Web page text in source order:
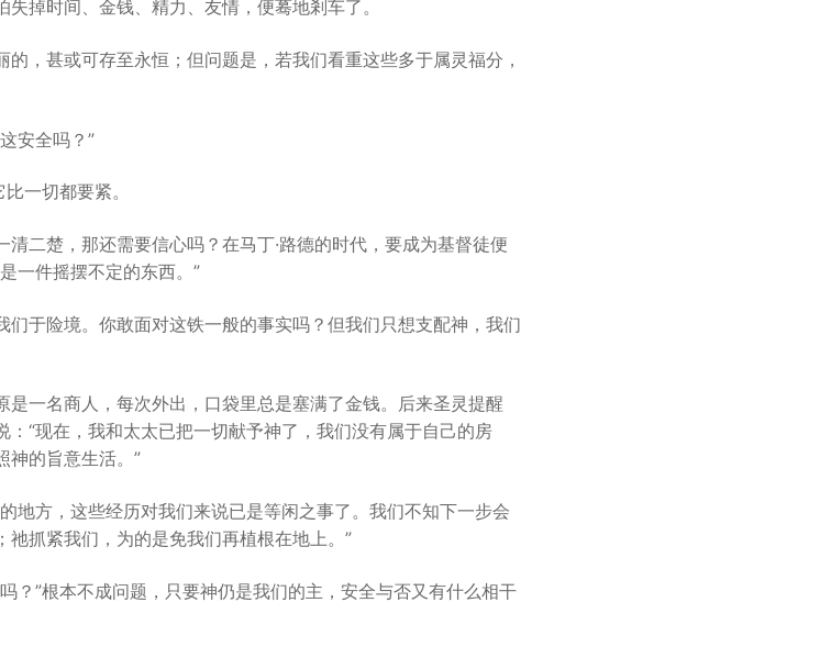
掉时间、金钱、精力、友情，便蓦地剎车了。
，甚或可存至永恒；但问题是，若我们看重这些多于属灵福分，
安全吗？”
一切都要紧。
二楚，那还需要信心吗？在马丁·路德的时代，要成为基督徒便
一件摇摆不定的东西。”
于险境。你敢面对这铁一般的事实吗？但我们只想支配神，我们
一名商人，每次外出，口袋里总是塞满了金钱。后来圣灵提醒
“现在，我和太太已把一切献予神了，我们没有属于自己的房
神的旨意生活。”
地方，这些经历对我们来说已是等闲之事了。我们不知下一步会
抓紧我们，为的是免我们再植根在地上。”
？”根本不成问题，只要神仍是我们的主，安全与否又有什么相干